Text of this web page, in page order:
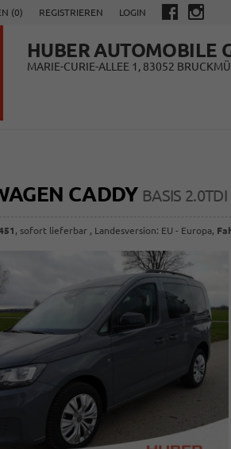
(0) REGISTRIEREN LOGIN
HUBER AUTOMOBILE
MARIE-CURIE-ALLEE 1, 83052
CADDY BASIS
, sofort lieferbar , Landesversion: EU - Europa,